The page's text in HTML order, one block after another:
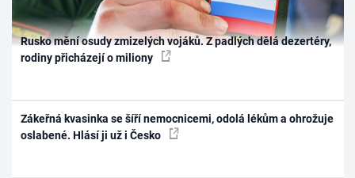
Rusko mění osudy zmizelých vojáků. Z padlých dělá dezertéry,
rodiny přicházejí o miliony
Zákeřná kvasinka se šíří nemocnicemi, odolá lékům a ohrožuje
oslabené. Hlásí ji už i Česko